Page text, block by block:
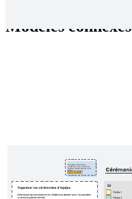
Modèles connexes